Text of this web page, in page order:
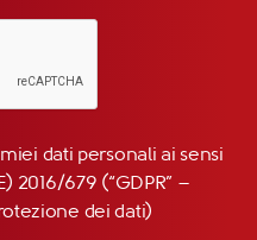
dati personali ai sensi
2016/679 (“GDPR” –
dei dati)